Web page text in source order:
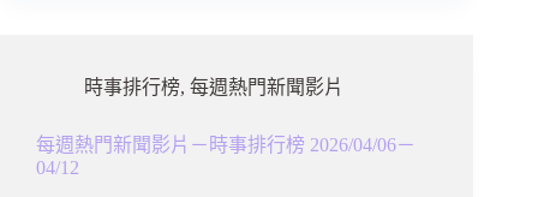
時事排行榜, 每週熱門新聞影片
每週熱門新聞影片－時事排行榜 2026/04/06－
04/12